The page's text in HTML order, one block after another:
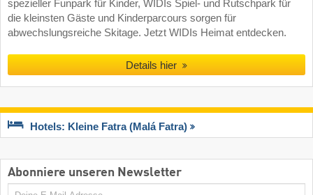
spezieller Funpark für Kinder, WIDIs Spiel- und Rutschpark für
die kleinsten Gäste und Kinderparcours sorgen für
abwechslungsreiche Skitage. Jetzt WIDIs Heimat entdecken.
Details hier
Hotels: Kleine Fatra (Malá Fatra)
Abonniere unseren Newsletter